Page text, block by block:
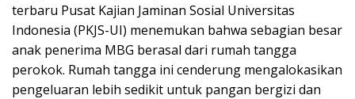
terbaru Pusat Kajian Jaminan Sosial Universitas
Indonesia (PKJS-UI) menemukan bahwa sebagian besar
anak penerima MBG berasal dari rumah tangga
perokok. Rumah tangga ini cenderung mengalokasikan
pengeluaran lebih sedikit untuk pangan bergizi dan